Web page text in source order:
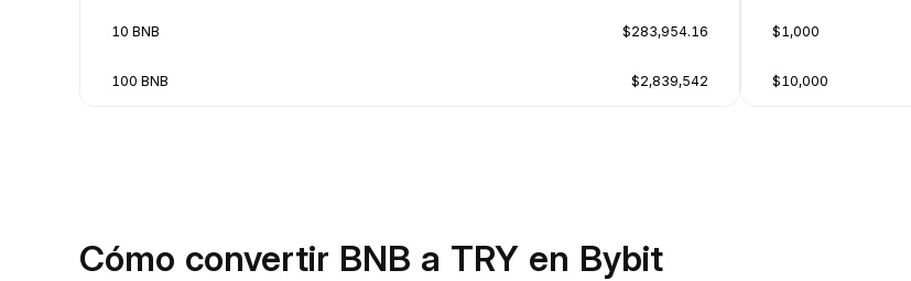
10 BNB $283,954.16
100 BNB $2,839,542
$1,000
$10,000
Cómo convertir BNB a TRY en Bybit